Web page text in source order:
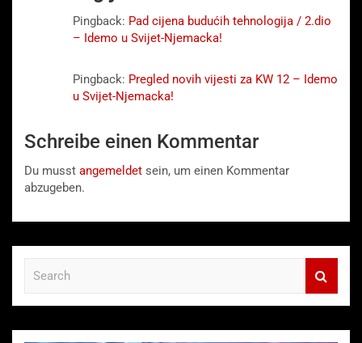
Pingback: Pad cijena budućih tehnologija / 2.dio
– Idemo u Svijet-Njemacka!
Pingback: Pregled novih vijesti za KW 12 – Idemo
u Svijet-Njemacka!
Schreibe einen Kommentar
Du musst angemeldet sein, um einen Kommentar
abzugeben.
c